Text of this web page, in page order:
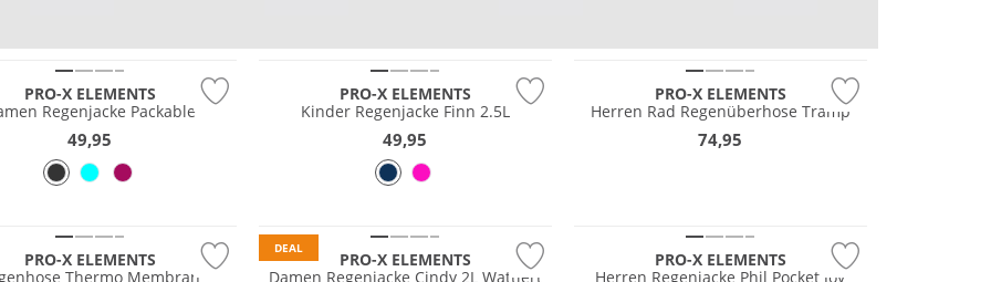
PRO-X ELEMENTS
Regenjacke Packable
49,95
PRO-X ELEMENTS
Kinder Regenjacke Finn 2.5L
49,95
PRO-X ELEMENTS
Herren Rad Regenüberhose Tramp
74,95
PRO-X ELEMENTS
Thermo Membran
DEAL
PRO-X ELEMENTS
Damen Regenjacke Cindy 2L Wattiert
PRO-X ELEMENTS
Herren Regenjacke Phil Pocket Joy